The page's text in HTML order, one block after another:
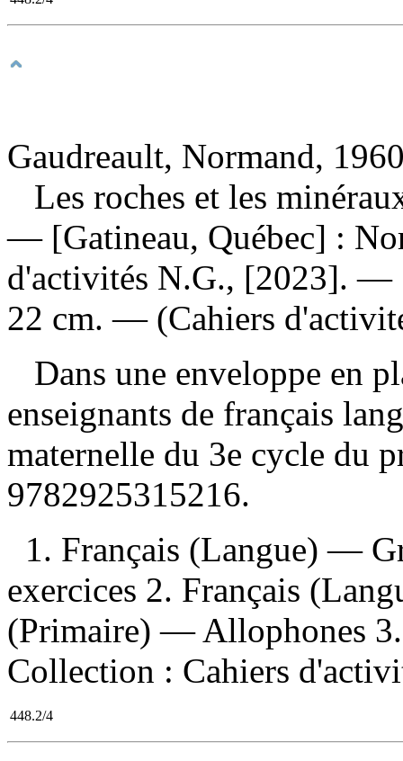
Gaudreault, Normand,
Les roches et les
— [Gatineau, Québec] :
d'activités N.G., [2023]. —
22 cm. — (Cahiers
Dans une enveloppe en
enseignants de français
maternelle du 3e cycle du
9782925315216.
1. Français (Langue) —
exercices 2. Français
(Primaire) — Allophones
Collection : Cahiers
448.2/4